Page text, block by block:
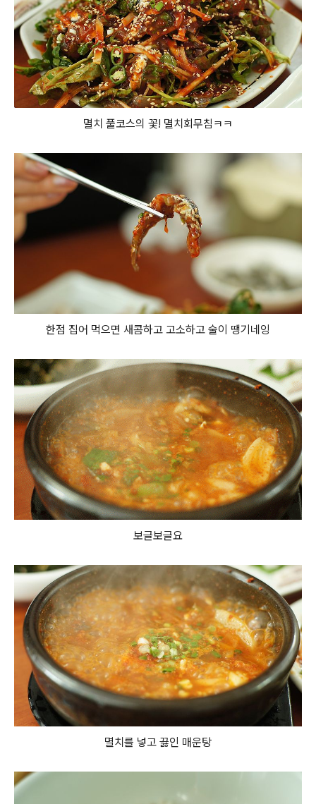
멸치 풀코스의 꽃! 멸치회무침ㅋㅋ
한점 집어 먹으면 새콤하고 고소하고 술이 땡기네잉
보글보글요
멸치를 넣고 끓인 매운탕